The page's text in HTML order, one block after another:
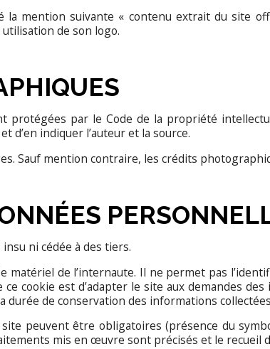
mention suivante « contenu extrait du site
de son logo.
protégées par le Code de la propriété
d’en indiquer l’auteur et la source.
Sauf mention contraire, les crédits
ni cédée à des tiers.
matériel de l’internaute. Il ne permet pas
cookie est d’adapter le site aux demandes
durée de conservation des informations
peuvent être obligatoires (présence du
mis en œuvre sont précisés et le